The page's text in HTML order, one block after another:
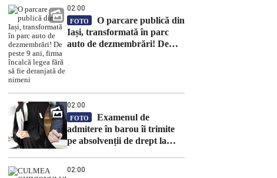
02:00
FOTO
O parcare publică din
Iași, transformată în parc
auto de dezmembrări! De
02:00
FOTO
Examenul de
admitere în barou îi trimite
pe absolvenții de drept la
02:00